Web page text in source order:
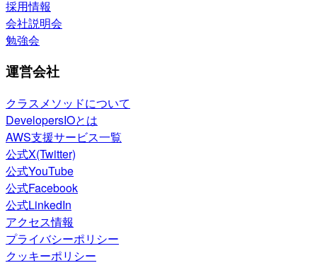
採用情報
会社説明会
勉強会
運営会社
クラスメソッドについて
DevelopersIOとは
AWS支援サービス一覧
公式X(Twitter)
公式YouTube
公式Facebook
公式LinkedIn
アクセス情報
プライバシーポリシー
クッキーポリシー